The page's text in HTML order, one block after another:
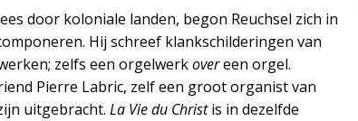
door koloniale landen, begon Reuchsel zich in
Hij schreef klankschilderingen van
zelfs een orgelwerkovereen orgel.
Pierre Labric, zelf een groot organist van
uitgebracht. La Vie du Christis in dezelfde